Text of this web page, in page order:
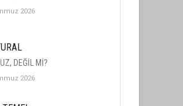
2026
DEĞİL Mİ?
2026